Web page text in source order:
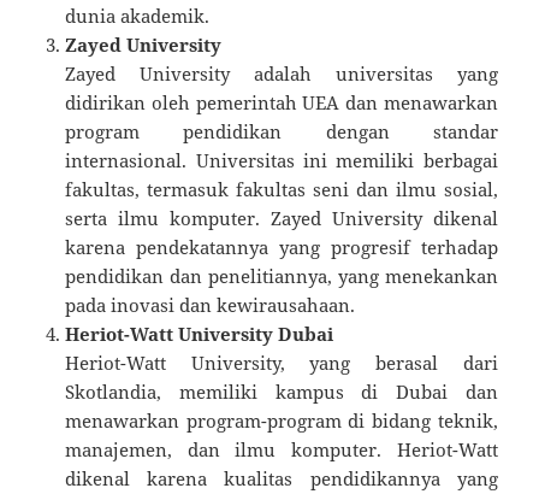
dunia akademik.
Zayed University
Zayed University adalah universitas yang
didirikan oleh pemerintah UEA dan menawarkan
program pendidikan dengan standar
internasional. Universitas ini memiliki berbagai
fakultas, termasuk fakultas seni dan ilmu sosial,
serta ilmu komputer. Zayed University dikenal
karena pendekatannya yang progresif terhadap
pendidikan dan penelitiannya, yang menekankan
pada inovasi dan kewirausahaan.
Heriot-Watt University Dubai
Heriot-Watt University, yang berasal dari
Skotlandia, memiliki kampus di Dubai dan
menawarkan program-program di bidang teknik,
manajemen, dan ilmu komputer. Heriot-Watt
dikenal karena kualitas pendidikannya yang